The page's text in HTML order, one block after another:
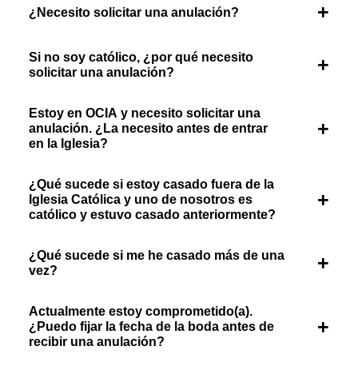
¿Necesito solicitar una anulación? +
Si no soy católico, ¿por qué necesito
solicitar una anulación?
+
Estoy en OCIA y necesito solicitar una
anulación. ¿La necesito antes de entrar
en la Iglesia?
+
¿Qué sucede si estoy casado fuera de la
Iglesia Católica y uno de nosotros es
católico y estuvo casado anteriormente?
+
¿Qué sucede si me he casado más de una
vez?
+
Actualmente estoy comprometido(a).
¿Puedo fijar la fecha de la boda antes de
recibir una anulación?
+